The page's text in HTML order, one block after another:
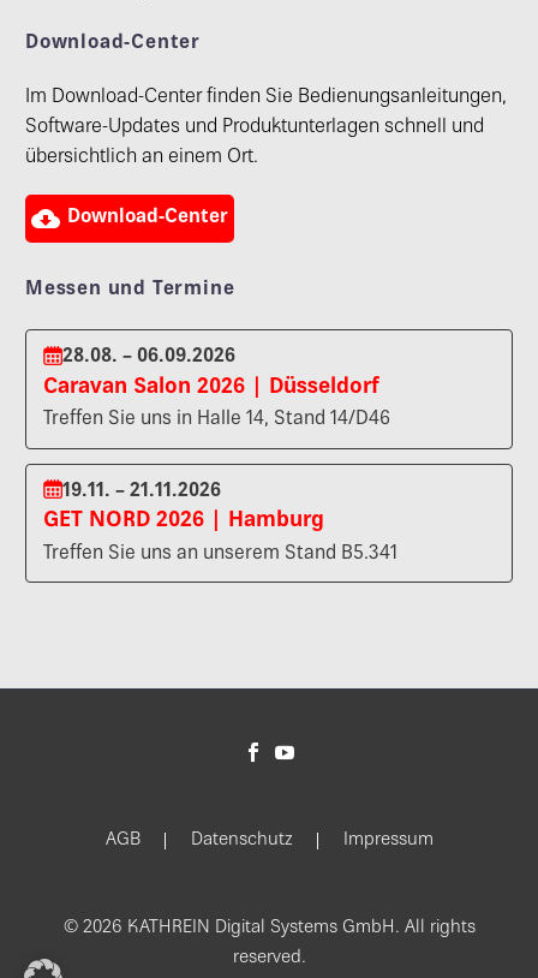
Download-Center
Im Download-Center finden Sie Bedienungsanleitungen,
Software-Updates und Produktunterlagen schnell und
übersichtlich an einem Ort.
 Download-Center
Messen und Termine
28.08. – 06.09.2026
Caravan Salon 2026 | Düsseldorf
Treffen Sie uns in Halle 14, Stand 14/D46
19.11. – 21.11.2026
GET NORD 2026 | Hamburg
Treffen Sie uns an unserem Stand B5.341
AGB Datenschutz Impressum
© 2026 KATHREIN Digital Systems GmbH. All rights
reserved.